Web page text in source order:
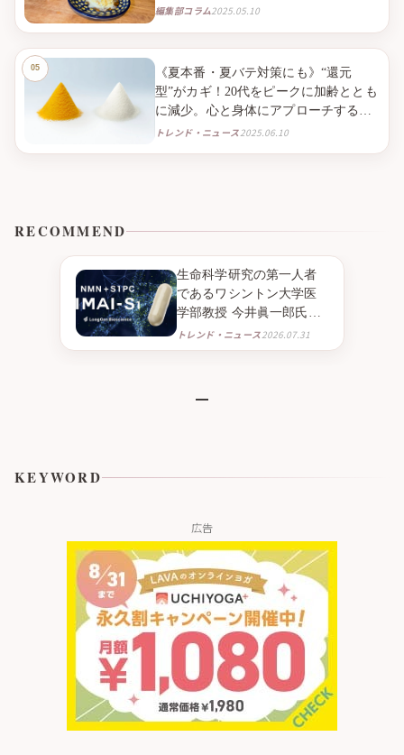
の出会い。
編集部コラム2025.05.10
《夏本番・夏バテ対策にも》“還元
型”がカギ！20代をピークに加齢ととも
に減少。心と身体にアプローチする
「還元型コエンザイムQ10」で、毎日
トレンド・ニュース 2025.06.10
RECOMMEND
生命科学研究の第一人者
であるワシントン大学医
学部教授 今井眞一郎氏の
新たな挑戦 NMNとニンニ
ク由来成分S1PC※１を組
トレンド・ニュース2026.07.31
KEYWORD
広告